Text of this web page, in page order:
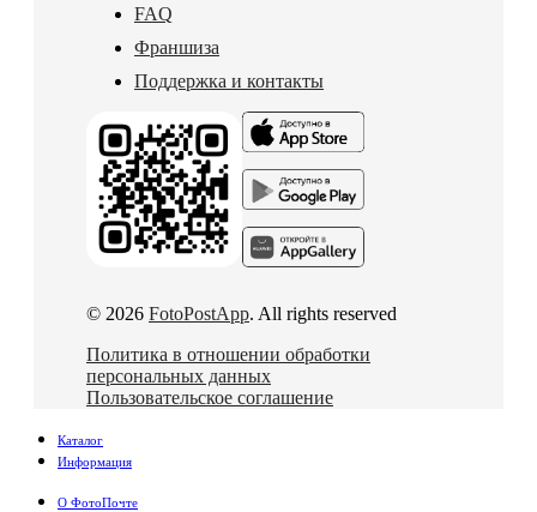
FAQ
Франшиза
Поддержка и контакты
© 2026 FotoPostApp. All rights reserved
Политика в отношении обработки
персональных данных
Пользовательское соглашение
Каталог
Информация
О ФотоПочте